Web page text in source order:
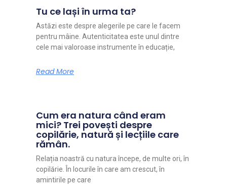
Tu ce lași în urma ta?
Astăzi este despre alegerile pe care le facem
pentru mâine. Autenticitatea este unul dintre
cele mai valoroase instrumente în educație,
Read More
Cum era natura când eram
mici? Trei povești despre
copilărie, natură și lecțiile care
rămân.
Relația noastră cu natura începe, de multe ori, în
copilărie. În locurile în care am crescut, în
amintirile pe care